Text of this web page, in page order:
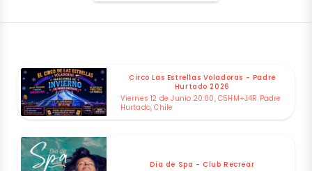
Circo Las Estrellas Voladoras - Padre
Hurtado 2026
Viernes 12 de Junio 20:00, C5HM+J4R Padre
Hurtado, Chile
Dia de Spa - Club Recrear